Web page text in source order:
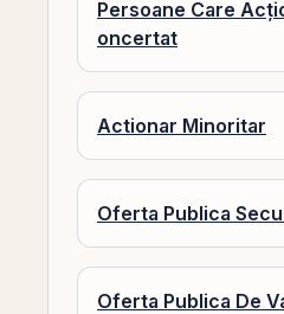
Persoane Care
oncertat
Actionar Minoritar
Oferta Publica
Oferta Publica De